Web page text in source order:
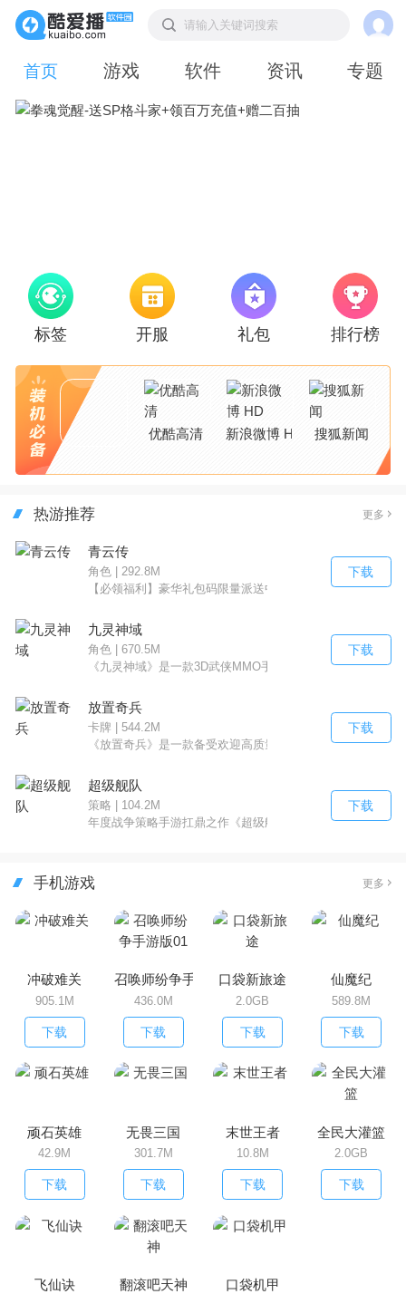
请输入关键词搜索
首页 游戏 软件 资讯 专题
标签 开服 礼包 排行榜
优酷高清 新浪微博 HD 搜狐新闻
热游推荐 更多
青云传
角色 | 292.8M
【必领福利】豪华礼包码限量派送中
下载
九灵神域
角色 | 670.5M
《九灵神域》是一款3D武侠MMO手游，以顶尖的次世代技
下载
放置奇兵
卡牌 | 544.2M
《放置奇兵》是一款备受欢迎高质量放置RPG手游，派出
下载
超级舰队
策略 | 104.2M
年度战争策略手游扛鼎之作《超级舰队》震撼来袭！各国顶
下载
手机游戏 更多
冲破难关
905.1M
下载
召唤师纷争手游版01
436.0M
下载
口袋新旅途
2.0GB
下载
仙魔纪
589.8M
下载
顽石英雄
42.9M
下载
无畏三国
301.7M
下载
末世王者
10.8M
下载
全民大灌篮
2.0GB
下载
飞仙诀 翻滚吧天神 口袋机甲